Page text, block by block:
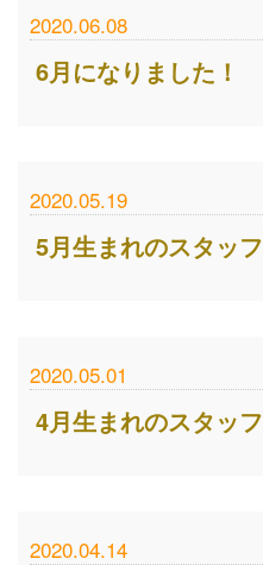
2020.06.08
6月になりました！
2020.05.19
5月生まれのスタッフ
2020.05.01
4月生まれのスタッフ
2020.04.14